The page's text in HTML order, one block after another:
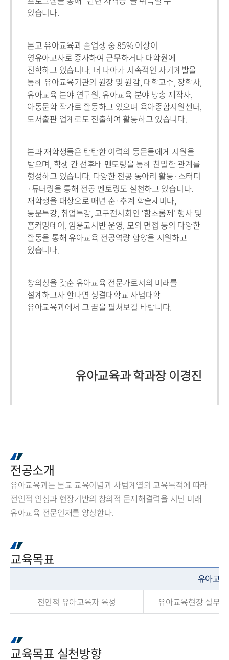
있습니다.
본교 유아교육과 졸업생 중 85% 이상이
영유아교사로 종사하여 근무하거나 대학원에
진학하고 있습니다. 더 나아가 지속적인 자기계발을
통해 유아교육기관의 원장 및 원감, 대학교수, 장학사,
유아교육 분야 연구원, 유아교육 분야 방송 제작자,
아동문학 작가로 활동하고 있으며 육아종합지원센터,
도서출판 업계로도 진출하여 활동하고 있습니다.
본과 재학생들은 탄탄한 이력의 동문들에게 지원을
받으며, 학생 간 선후배 멘토링을 통해 친밀한 관계를
형성하고 있습니다. 다양한 전공 동아리 활동·스터디
·튜터링을 통해 전공 멘토링도 실천하고 있습니다.
재학생을 대상으로 매년 춘·추계 학술세미나,
동문특강, 취업특강, 교구전시회인 ‘함초롬제’ 행사 및
홈커밍데이, 임용고시반 운영, 모의 면접 등의 다양한
활동을 통해 유아교육 전공역량 함양을 지원하고
있습니다.
창의성을 갖춘 유아교육 전문가로서의 미래를
설계하고자 한다면 성결대학교 사범대학
유아교육과에서 그 꿈을 펼쳐보길 바랍니다.
유아교육과 학과장 이경진
전공소개
유아교육과는 본교 교육이념과 사범계열의 교육목적에 따라
전인적 인성과 현장기반의 창의적 문제해결력을 지닌 미래
유아교육 전문인재를 양성한다.
교육목표
유아교
전인적 유아교육자 육성
유아교육현장 실무
교육목표 실천방향